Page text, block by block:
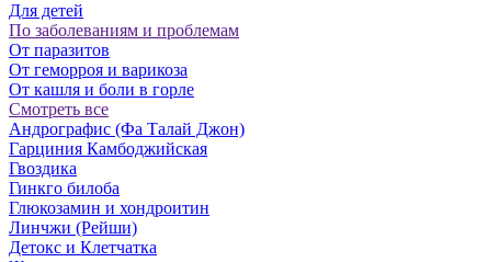
Для детей
По заболеваниям и проблемам
От паразитов
Oт геморроя и варикоза
От кашля и боли в горле
Смотреть все
Андрографис (Фа Талай Джон)
Гарциния Камбоджийская
Гвоздика
Гинкго билоба
Глюкозамин и хондроитин
Линчжи (Рейши)
Детокс и Клетчатка